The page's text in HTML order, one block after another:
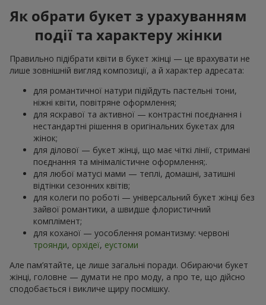
Як обрати букет з урахуванням
події та характеру жінки
Правильно підібрати квіти в букет жінці — це врахувати не
лише зовнішній вигляд композиції, а й характер адресата:
для романтичної натури підійдуть пастельні тони,
ніжні квіти, повітряне оформлення;
для яскравої та активної — контрастні поєднання і
нестандартні рішення в оригінальних букетах для
жінок;
для ділової — букет жінці, що має чіткі лінії, стримані
поєднання та мінімалістичне оформлення;.
для любої матусі мами — теплі, домашні, затишні
відтінки сезонних квітів;
для колеги по роботі — універсальний букет жінці без
зайвої романтики, а швидше флористичний
комплімент;
для коханої — уособлення романтизму: червоні
троянди, орхідеї, еустоми
Але пам’ятайте, це лише загальні поради. Обираючи букет
жінці, головне — думати не про моду, а про те, що дійсно
сподобається і викличе щиру посмішку.